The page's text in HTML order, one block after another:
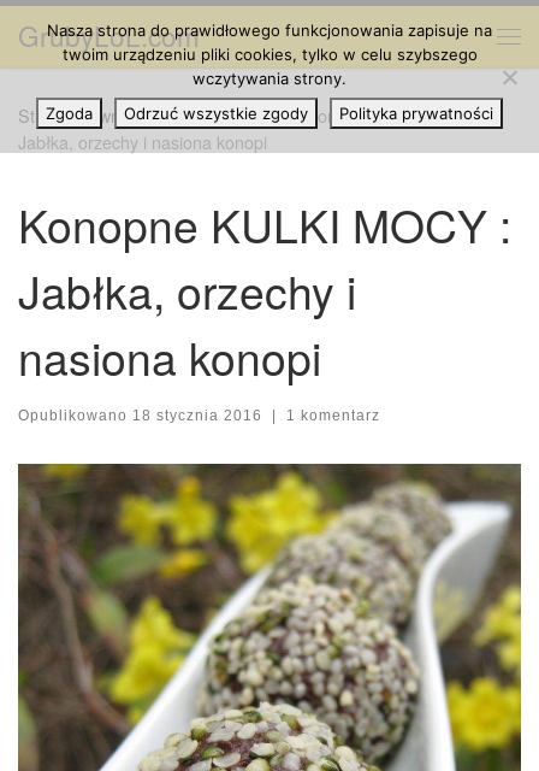
Przejdź do treści
GrubyLoL.com
Strona główna » Kuchnia Konopna » Konopne KULKI MOCY :
Jabłka, orzechy i nasiona konopi
Konopne KULKI MOCY :
Jabłka, orzechy i
nasiona konopi
Opublikowano 18 stycznia 2016 | 1 komentarz
Nasza strona do prawidłowego funkcjonowania zapisuje na
twoim urządzeniu pliki cookies, tylko w celu szybszego
wczytywania strony.
Zgoda
Odrzuć wszystkie zgody Polityka prywatności